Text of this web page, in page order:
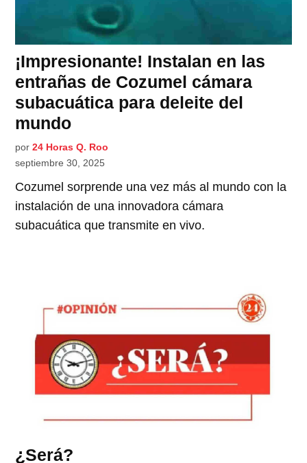
¡Impresionante! Instalan en las
entrañas de Cozumel cámara
subacuática para deleite del
mundo
por 24 Horas Q. Roo
septiembre 30, 2025
Cozumel sorprende una vez más al mundo con la
instalación de una innovadora cámara
subacuática que transmite en vivo.
¿Será?